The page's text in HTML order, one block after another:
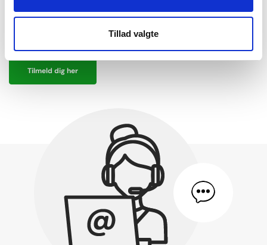
Tillad valgte
Læs om alle fordele her
Tilmeld dig her